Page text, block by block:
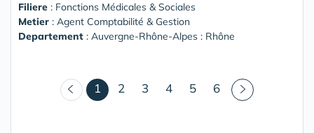
Filiere : Fonctions Médicales & Sociales
Metier : Agent Comptabilité & Gestion
Departement : Auvergne-Rhône-Alpes : Rhône
1 (courant)
2 3 4 5 6